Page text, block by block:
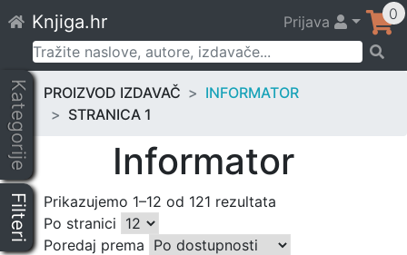
to
content
Knjiga.hr Prijava 0
Pretraži:
Kategorije
Filteri
PROIZVOD IZDAVAČ
INFORMATOR
STRANICA 1
Informator
Prikazujemo 1–12 od 121 rezultata
Po stranici
Poredaj prema